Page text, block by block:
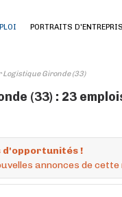
PORTRAITS
Logistique Gironde (33)
(33) : 23
d'opportunités !
annonces de